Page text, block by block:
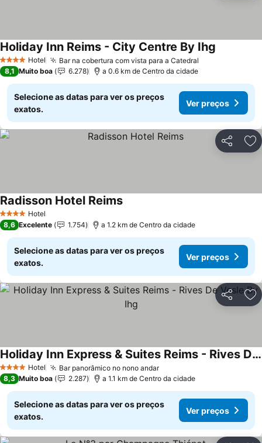
4 EstrelasHotel Bar na cobertura com vista para a Catedral
Holiday Inn Reims - City Centre By Ihg
8,1 Muito boa 6.278 a 0.6 km de Centro da cidade
Selecione as datas para ver os preços
exatos.
Ver preços
Partilhar
4 EstrelasHotel
Radisson Hotel Reims
8,6 Excelente 1.754 a 1.2 km de Centro da cidade
Selecione as datas para ver os preços
exatos.
Ver preços
Partilhar
4 EstrelasHotel Bar panorâmico no nono andar
Holiday Inn Express & Suites Reims - Rives De Vesle By Ihg
8,3 Muito boa 2.287 a 1.1 km de Centro da cidade
Selecione as datas para ver os preços
exatos.
Ver preços